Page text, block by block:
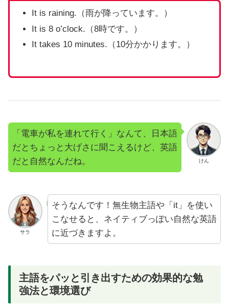
It is raining.（雨が降っています。）
It is 8 o’clock.（8時です。）
It takes 10 minutes.（10分かかります。）
けん
「電車が私を連れて行く」なんて、日本語
だとちょっと大げさに聞こえるけど、英語
だと自然なんだね。
サラ
そうなんです！無生物主語や「it」を使い
こなせると、ネイティブっぽい自然な英語
に近づきますよ。
主語をパッと引き出すための効果的な勉
強法と環境選び